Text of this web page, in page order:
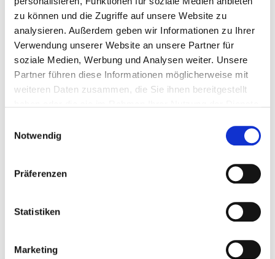
zu können und die Zugriffe auf unsere Website zu
analysieren. Außerdem geben wir Informationen zu Ihrer
Verwendung unserer Website an unsere Partner für
soziale Medien, Werbung und Analysen weiter. Unsere
Partner führen diese Informationen möglicherweise mit
weiteren Daten zusammen, die Sie ihnen bereitgestellt
Notwendig
Präferenzen
Statistiken
Marketing
22. Juli 2026